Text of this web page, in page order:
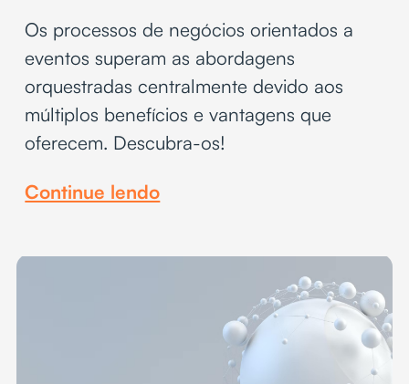
Os processos de negócios orientados a
eventos superam as abordagens
orquestradas centralmente devido aos
múltiplos benefícios e vantagens que
oferecem. Descubra-os!
Continue lendo